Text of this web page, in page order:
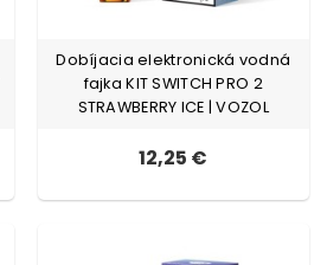
Dobíjacia elektronická vodná
fajka KIT SWITCH PRO 2
STRAWBERRY ICE | VOZOL
12,25 €